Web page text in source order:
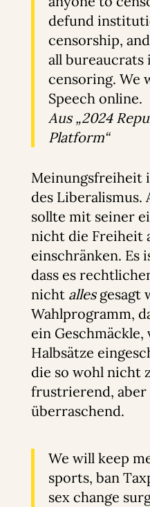
defund
censorship,
all bureaucrats
censoring. We
Speech online.
Aus „2024
Platform“
Meinungsfreiheit
des Liberalismus.
sollte mit seiner
nicht die Freiheit
einschränken. Es
dass es
nicht allesgesagt
Wahlprogramm,
ein Geschmäckle,
Halbsätze
die so wohl nicht
frustrierend,
überraschend.
We will keep
sports, ban
sex change